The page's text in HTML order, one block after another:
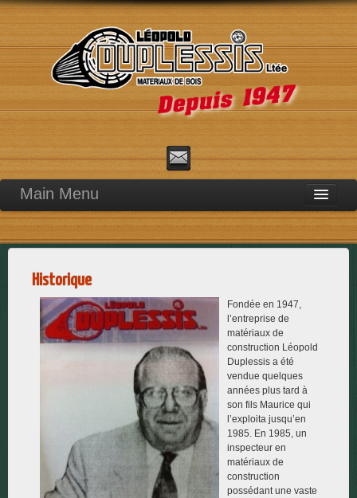
Main Menu
Accueil
Boîtes et palettes de bois
Traitement thermique
Intérieur
Extérieur
Historique
Fondée en 1947,
l’entreprise de
matériaux de
construction Léopold
Duplessis a été
vendue quelques
années plus tard à
son fils Maurice qui
l’exploita jusqu’en
1985. En 1985, un
inspecteur en
matériaux de
construction
possédant une vaste